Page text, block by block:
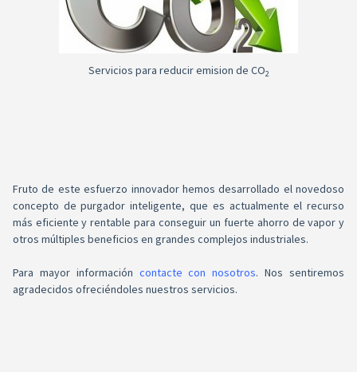
Servicios para reducir emision de CO2
Fruto de este esfuerzo innovador hemos desarrollado el novedoso
concepto de purgador inteligente, que es actualmente el recurso
más eficiente y rentable para conseguir un fuerte ahorro de vapor y
otros múltiples beneficios en grandes complejos industriales.
Para mayor información contacte con nosotros. Nos sentiremos
agradecidos ofreciéndoles nuestros servicios.